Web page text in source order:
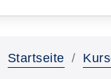
Startseite